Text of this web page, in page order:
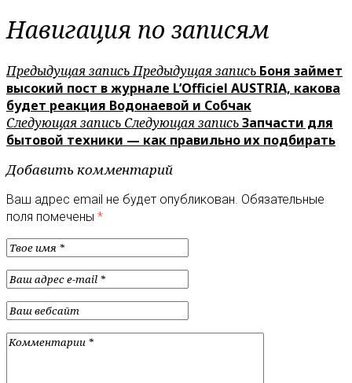
Навигация по записям
Предыдущая записьПредыдущая запись Боня займет
высокий пост в журнале L’Officiel AUSTRIA, какова
будет реакция Водонаевой и Собчак
Следующая запись Следующая записьЗапчасти для
бытовой техники — как правильно их подбирать
Добавить комментарий
Ваш адрес email не будет опубликован. Обязательные
поля помечены *